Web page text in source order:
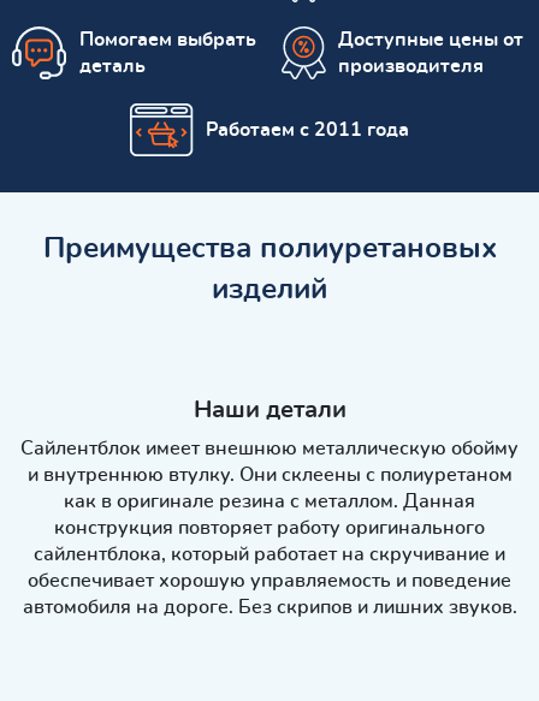
Помогаем выбрать
деталь
Доступные цены от
производителя
Работаем с 2011 года
Преимущества полиуретановых
изделий
Наши детали
Сайлентблок имеет внешнюю металлическую обойму
и внутреннюю втулку. Они склеены с полиуретаном
как в оригинале резина с металлом. Данная
конструкция повторяет работу оригинального
сайлентблока, который работает на скручивание и
обеспечивает хорошую управляемость и поведение
автомобиля на дороге. Без скрипов и лишних звуков.